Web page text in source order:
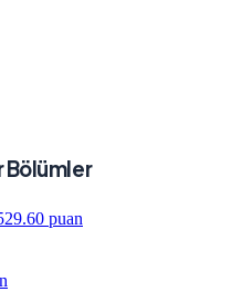
Bölümler
puan